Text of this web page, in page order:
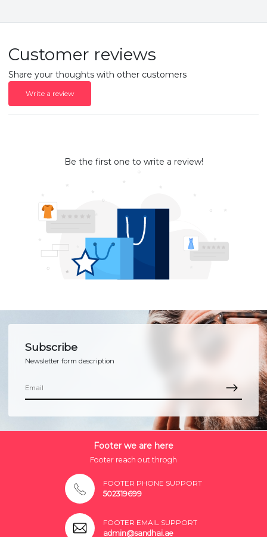
Customer reviews
Share your thoughts with other customers
Write a review
Be the first one to write a review!
Subscribe
Newsletter form description
Footer we are here
Footer reach out throgh
FOOTER PHONE SUPPORT
502319699
FOOTER EMAIL SUPPORT
admin@sandhai.ae